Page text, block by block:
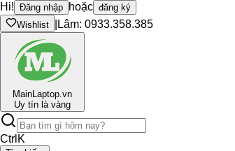
Hi! Đăng nhập hoặc đăng ký
Wishlist
Lâm: 0933.358.385
MainLaptop.vn
Uy tín là vàng
Ctrl K